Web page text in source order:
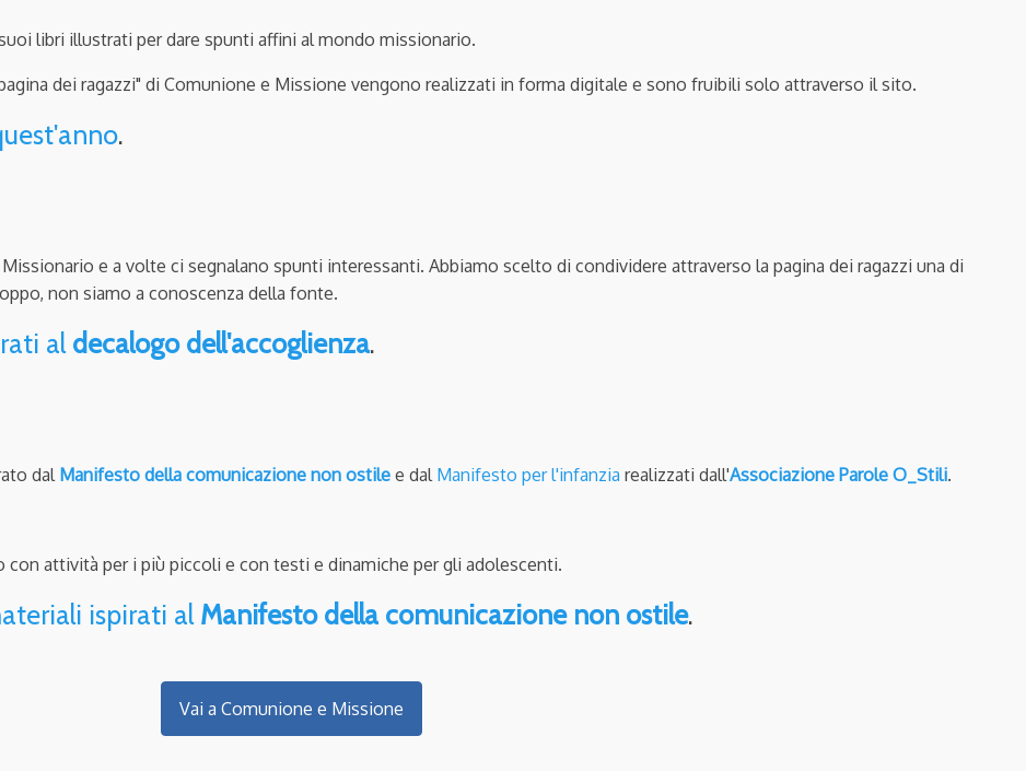
libri illustrati per dare spunti affini al mondo missionario.
dei ragazzi" di Comunione e Missione vengono realizzati in forma digitale e sono fruibili solo attraverso il sito.
.
e a volte ci segnalano spunti interessanti. Abbiamo scelto di condividere attraverso la pagina dei ragazzi una di
non siamo a conoscenza della fonte.
al decalogo dell'accoglienza.
dal Manifesto della comunicazione non ostile e dal Manifesto per l'infanzia realizzati dall'Associazione Parole O_Stili.
attività per i più piccoli e con testi e dinamiche per gli adolescenti.
ispirati al Manifesto della comunicazione non ostile.
Vai a Comunione e Missione